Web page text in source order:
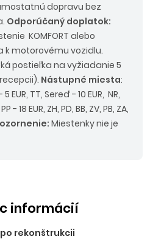
dopravu bez
Odporúčaný doplatok:
KOMFORT alebo
k motorovému vozidlu.
postieľka na vyžiadanie 5
Nástupné miesta:
EUR, TT, Sereď - 10 EUR, NR,
- 18 EUR, ZH, PD, BB, ZV, PB, ZA,
Miestenky nie je
informácií
rekonštrukcii